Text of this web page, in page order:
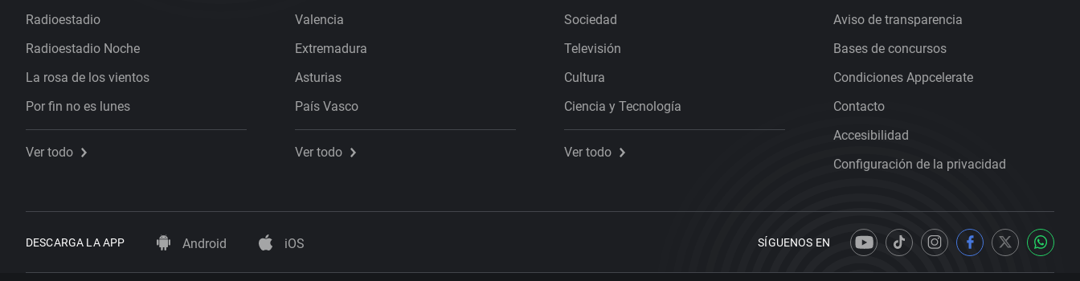
Radioestadio
Radioestadio Noche
La rosa de los vientos
Por fin no es lunes
Ver todo
Valencia
Extremadura
Asturias
País Vasco
Ver todo
Sociedad
Televisión
Cultura
Ciencia y Tecnología
Ver todo
Aviso de transparencia
Bases de concursos
Condiciones Appcelerate
Contacto
Accesibilidad
Configuración de la privacidad
DESCARGA LA APP Android iOS SÍGUENOS EN